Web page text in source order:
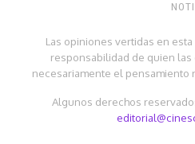
Las opiniones vertidas en
responsabilidad de quien
necesariamente el pensamiento
Algunos derechos